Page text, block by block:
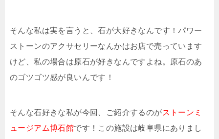
そんな私は実を言うと、石が大好きなんです！パワー
ストーンのアクサセリーなんかはお店で売っています
けど、私の場合は原石が好きなんですよね。原石のあ
のゴツゴツ感が良いんです！
そんな石好きな私が今回、ご紹介するのがストーンミ
ュージアム博石館です！この施設は岐阜県にありまし